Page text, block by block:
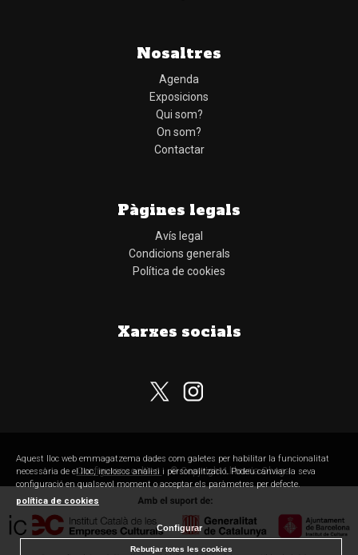
Nosaltres
Agenda
Exposicions
Qui som?
On som?
Contactar
Pàgines legals
Avís legal
Condicions generals
Política de cookies
Xarxes socials
Configurar cookies © Copyright Llibreria Obaga
Aquest lloc web emmagatzema dades com galetes per habilitar la funcionalitat
necessària de el lloc, inclosos anàlisi i personalització. Podeu canviar la seva
configuració en qualsevol moment o acceptar els paràmetres per defecte.
política de cookies
Configurar
Rebutjar totes les cookies